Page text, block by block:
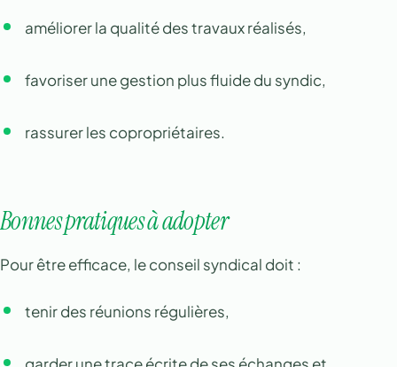
améliorer la qualité des travaux réalisés,
favoriser une gestion plus fluide du syndic,
rassurer les copropriétaires.
Bonnes pratiques à adopter
Pour être efficace, le conseil syndical doit :
tenir des réunions régulières,